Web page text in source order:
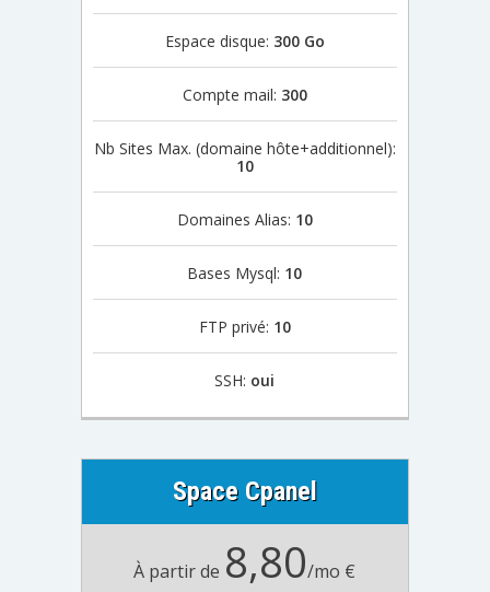
Espace disque: 300 Go
Compte mail: 300
Nb Sites Max. (domaine hôte+additionnel):
10
Domaines Alias: 10
Bases Mysql: 10
FTP privé: 10
SSH: oui
Space Cpanel
À partir de 8,80/mo €